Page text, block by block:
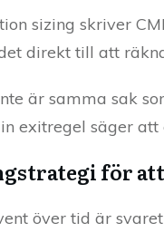
sizing skriver
direkt till att
är samma sak
exitregel säger att
för
över tid är